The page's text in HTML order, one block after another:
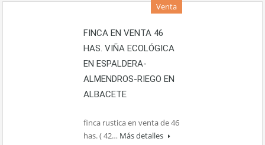
Venta
FINCA EN VENTA 46
HAS. VIÑA ECOLÓGICA
EN ESPALDERA-
ALMENDROS-RIEGO EN
ALBACETE
finca rustica en venta de 46
has. ( 42… Más detalles